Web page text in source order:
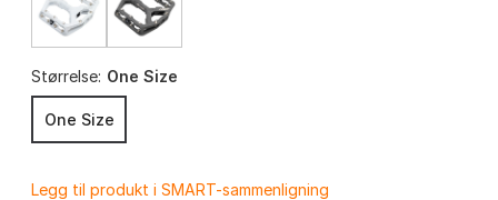
Størrelse: One Size
One Size
Legg til produkt i SMART-sammenligning